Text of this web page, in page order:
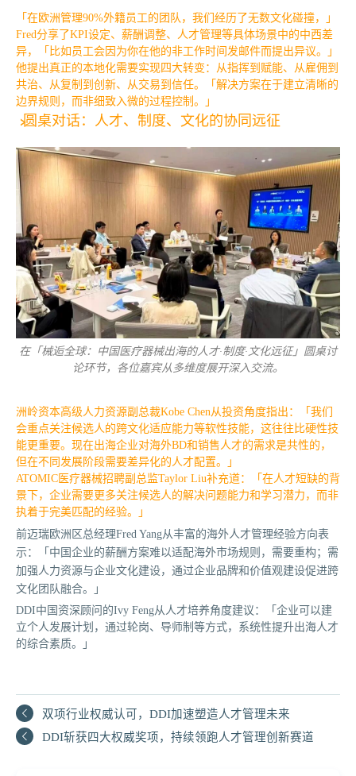
「在欧洲管理90%外籍员工的团队，我们经历了无数文化碰撞，」
Fred分享了KPI设定、薪酬调整、人才管理等具体场景中的中西差
异，「比如员工会因为你在他的非工作时间发邮件而提出异议。」
他提出真正的本地化需要实现四大转变：从指挥到赋能、从雇佣到
共治、从复制到创新、从交易到信任。「解决方案在于建立清晰的
边界规则，而非细致入微的过程控制。」
圆桌对话：人才、制度、文化的协同远征
在「械逅全球：中国医疗器械出海的人才·制度·文化远征」圆桌讨
论环节，各位嘉宾从多维度展开深入交流。
洲岭资本高级人力资源副总裁Kobe Chen从投资角度指出：「我们
会重点关注候选人的跨文化适应能力等软性技能，这往往比硬性技
能更重要。现在出海企业对海外BD和销售人才的需求是共性的，
但在不同发展阶段需要差异化的人才配置。」
ATOMIC医疗器械招聘副总监Taylor Liu补充道：「在人才短缺的背
景下，企业需要更多关注候选人的解决问题能力和学习潜力，而非
执着于完美匹配的经验。」
前迈瑞欧洲区总经理Fred Yang从丰富的海外人才管理经验方向表
示：「中国企业的薪酬方案难以适配海外市场规则，需要重构；需
加强人力资源与企业文化建设，通过企业品牌和价值观建设促进跨
文化团队融合。」
DDI中国资深顾问的Ivy Feng从人才培养角度建议：「企业可以建
立个人发展计划，通过轮岗、导师制等方式，系统性提升出海人才
的综合素质。」
双项行业权威认可，DDI加速塑造人才管理未来
DDI斩获四大权威奖项，持续领跑人才管理创新赛道